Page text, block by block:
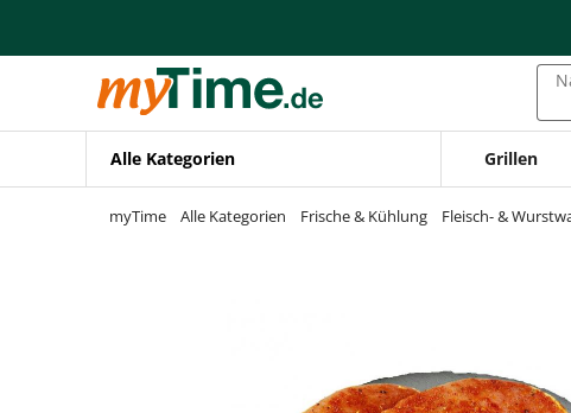
Zur Navigation springen
Zur Suche springen
Alle Kategorien Grillen
myTime Alle Kategorien Frische & Kühlung Fleisch- &